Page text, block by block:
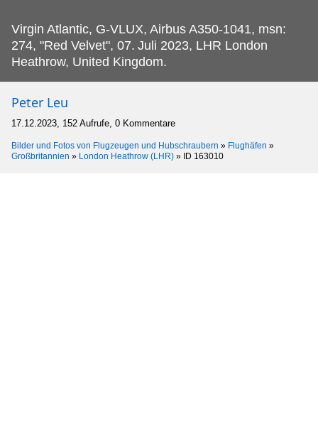
Virgin Atlantic, G-VLUX, Airbus A350-1041, msn:
274, "Red Velvet", 07. Juli 2023, LHR London
Heathrow, United Kingdom.
Peter Leu
17.12.2023, 152 Aufrufe, 0 Kommentare
Bilder und Fotos von Flugzeugen und Hubschraubern » Flughäfen »
Großbritannien » London Heathrow (LHR) » ID 163010